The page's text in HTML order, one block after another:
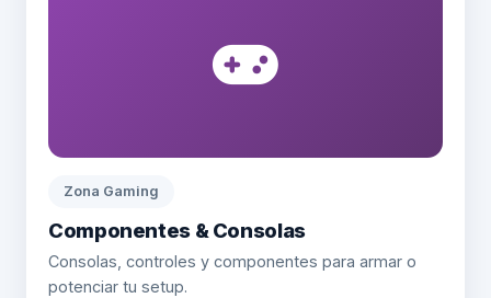
Zona Gaming
Componentes & Consolas
Consolas, controles y componentes para armar o
potenciar tu setup.